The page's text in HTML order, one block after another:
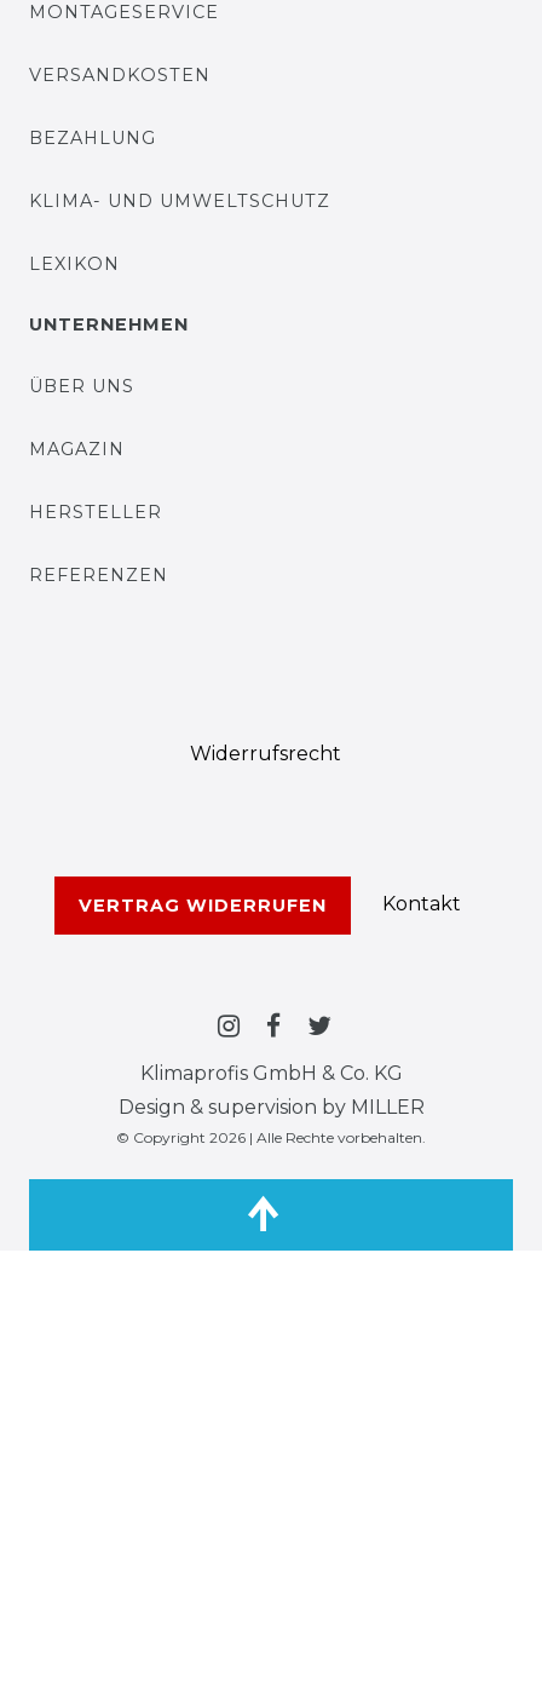
MONTAGESERVICE
VERSANDKOSTEN
BEZAHLUNG
KLIMA- UND UMWELTSCHUTZ
LEXIKON
UNTERNEHMEN
ÜBER UNS
MAGAZIN
HERSTELLER
REFERENZEN
Widerrufs­recht
VERTRAG WIDERRUFEN Kontakt
Klimaprofis GmbH & Co. KG
Design & supervision by MILLER
© Copyright 2026 | Alle Rechte vorbehalten.